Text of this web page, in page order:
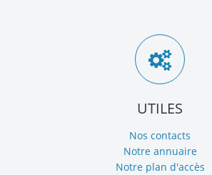
UTILES
Nos contacts
Notre annuaire
Notre plan d'accès